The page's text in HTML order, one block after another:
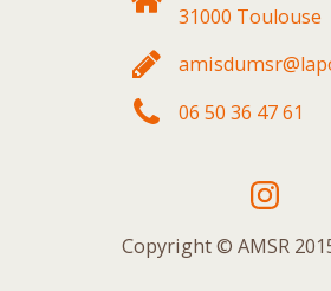
31000 Toulouse
06 50 36 47 61
Copyright © AMSR